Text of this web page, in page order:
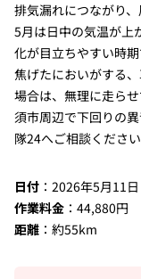
排気漏れにつながり
5月は日中の気温が上
化が目立ちやすい時
焦げたにおいがする
場合は、無理に走ら
須市周辺で下回りの
隊24へご相談ください
日付：2026年5月11日
作業料金：44,880円
距離：約55km